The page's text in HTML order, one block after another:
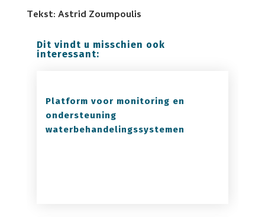
Tekst: Astrid Zoumpoulis
Dit vindt u misschien ook
interessant:
Platform voor monitoring en
ondersteuning
waterbehandelingssystemen